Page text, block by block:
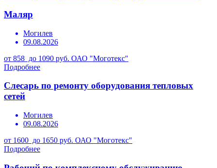
Маляр
Могилев
09.08.2026
от 858 до 1090 руб. ОАО "Моготекс"
Подробнее
Слесарь по ремонту оборудования тепловых
сетей
Могилев
09.08.2026
от 1600 до 1650 руб. ОАО "Моготекс"
Подробнее